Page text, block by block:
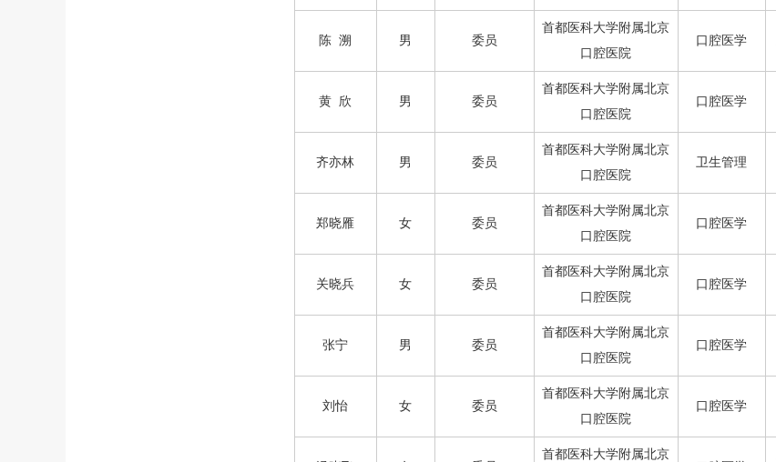
陈 溯 男 委员
首都医科大学附属北京
口腔医院
口腔医学
黄 欣 男 委员
首都医科大学附属北京
口腔医院
口腔医学
齐亦林 男 委员
首都医科大学附属北京
口腔医院
卫生管理
郑晓雁 女 委员
首都医科大学附属北京
口腔医院
口腔医学
关晓兵 女 委员
首都医科大学附属北京
口腔医院
口腔医学
张宁 男 委员
首都医科大学附属北京
口腔医院
口腔医学
刘怡 女 委员
首都医科大学附属北京
口腔医院
口腔医学
首都医科大学附属北京